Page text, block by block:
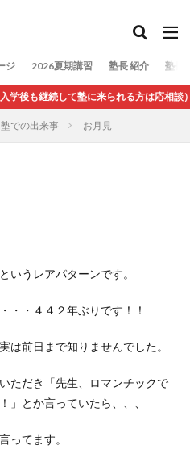
ジ 2026夏期講習 塾長 紹介 塾長
継続して塾に来られる方は応相談）
塾での出来事 お月見
いうレアパターンです。
・・４４２年ぶりです！！
は前日まで知りませんでした。
ただき「先生、ロマンチックで
」とか言っていたら、、、
ってます。